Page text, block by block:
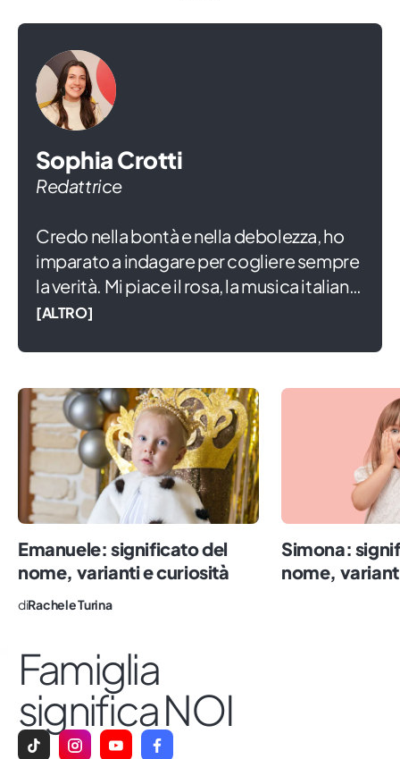
Sophia Crotti
Redattrice
Credo nella bontà e nella debolezza, ho
imparato a indagare per cogliere sempre
la verità. Mi piace il rosa, la musica italiana
e ridere di gusto anche se mi commuove
di Lettere prima e tra quelli di Editoria e
Giornalismo, poi. Conservo gelosamente
i miei occhi da bambina, che indosso
mentre scrivo fiduciosa che un giorno
tutte le famiglie avranno gli stessi diritti,
perché solo l’amore (e concedersi
qualche errore) è l’ingrediente
fondamentale per essere dei buoni
genitori.
[ALTRO]
Emanuele: significato del
nome, varianti e curiosità
diRachele Turina
Simona:
nome,
Famiglia
significa NOI